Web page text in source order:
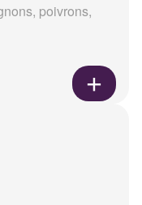
poivrons,